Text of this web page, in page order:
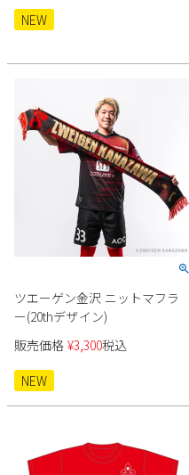
NEW
ツエーゲン金沢 ニットマフラ
ー(20thデザイン)
販売価格 ¥3,300税込
NEW